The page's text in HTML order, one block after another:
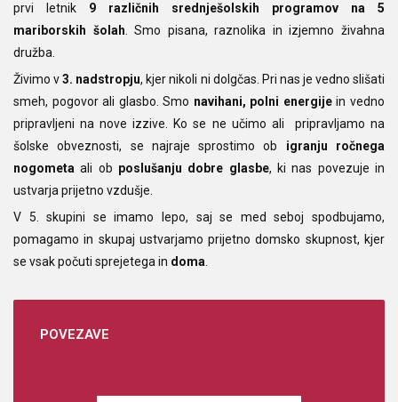
prvi letnik 9 različnih srednješolskih programov na 5
mariborskih šolah. Smo pisana, raznolika in izjemno živahna
družba.
Živimo v3. nadstropju, kjer nikoli ni dolgčas. Pri nas je vedno slišati
smeh, pogovor ali glasbo. Smo navihani, polni energijein vedno
pripravljeni na nove izzive. Ko se ne učimo ali pripravljamo na
šolske obveznosti, se najraje sprostimo ob igranju ročnega
nogometa ali ob poslušanju dobre glasbe, ki nas povezuje in
ustvarja prijetno vzdušje.
V 5. skupini se imamo lepo, saj se med seboj spodbujamo,
pomagamo in skupaj ustvarjamo prijetno domsko skupnost, kjer
se vsak počuti sprejetega in doma.
POVEZAVE